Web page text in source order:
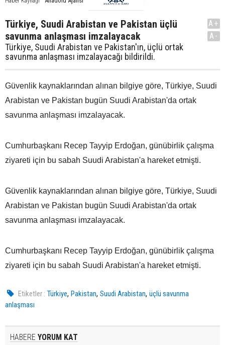
Türkiye, Suudi Arabistan ve Pakistan üçlü
savunma anlaşması imzalayacak
Türkiye, Suudi Arabistan ve Pakistan'ın, üçlü ortak
savunma anlaşması imzalayacağı bildirildi.
A+
A-
Güvenlik kaynaklarından alınan bilgiye göre, Türkiye, Suudi
Arabistan ve Pakistan bugün Suudi Arabistan'da ortak
savunma anlaşması imzalayacak.
Cumhurbaşkanı Recep Tayyip Erdoğan, günübirlik çalışma
ziyareti için bu sabah Suudi Arabistan'a hareket etmişti.
Güvenlik kaynaklarından alınan bilgiye göre, Türkiye, Suudi
Arabistan ve Pakistan bugün Suudi Arabistan'da ortak
savunma anlaşması imzalayacak.
Cumhurbaşkanı Recep Tayyip Erdoğan, günübirlik çalışma
ziyareti için bu sabah Suudi Arabistan'a hareket etmişti.
Etiketler : Türkiye,Pakistan,Suudi Arabistan,üçlü savunma
anlaşması
HABERE YORUM KAT